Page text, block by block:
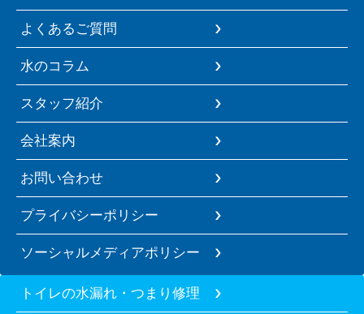
よくあるご質問
水のコラム
スタッフ紹介
会社案内
お問い合わせ
プライバシーポリシー
ソーシャルメディアポリシー
トイレの水漏れ・つまり修理